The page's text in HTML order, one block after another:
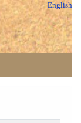
English